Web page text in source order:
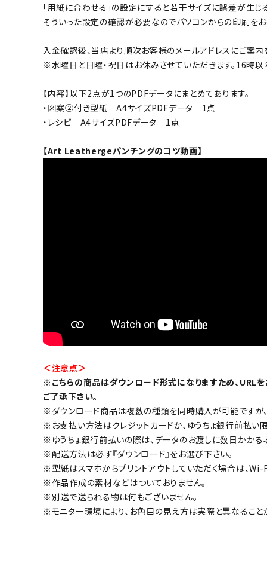
「用紙に合わせる」の設定にすると若干サイズに誤差が生じ
そういった設定の確認が必要なのでパソコンからの印刷をお
入金確認後、当店より順次お客様のメールアドレスにご案内
※水曜日と日曜・祝日はお休みさせていただきます。16時
【内容】以下2点が1つのPDFデータにまとめてあります。
・図案②付き型紙 A4サイズPDFデータ 1点
・レシピ A4サイズPDFデータ 1点
【Art Leathergeパンチングのコツ動画】
＜注意点＞
※こちらの商品はダウンロード形式になりますため、URL
ご了承下さい。
※ダウンロード商品は複数の種類を同時購入が可能ですが
※お支払い方法はクレジットカードか、ゆうちょ銀行前払
※ゆうちょ銀行前払いの際は、データのお渡しに数日かか
※配送方法は必ず『ダウンロード』をお選び下さい。
※型紙はスマホからプリントアウトしていただく場合は、Wi-
※作品作成の素材などはついておりません。
※別送で送られる物は何もございません。
※モニター環境により、お色目の見え方は実際と異なること